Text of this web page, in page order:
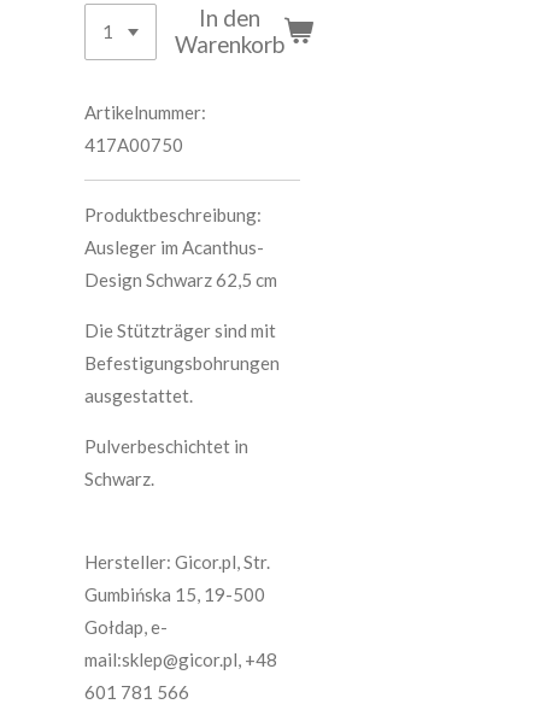
In den
Warenkorb
Artikelnummer:
417A00750
Produktbeschreibung:
Ausleger im Acanthus-
Design Schwarz 62,5 cm
Die Stützträger sind mit
Befestigungsbohrungen
ausgestattet.
Pulverbeschichtet in
Schwarz.
Hersteller: Gicor.pl, Str.
Gumbińska 15, 19-500
Gołdap, e-
mail:sklep@gicor.pl, +48
601 781 566